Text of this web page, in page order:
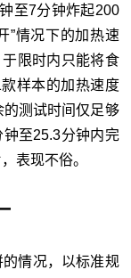
至7分钟炸起200
”情况下的加热速
限时内只能将食
样本的加热速度
的测试时间仅足够
至25.3分钟内完
表现不俗。
情况，以标准规